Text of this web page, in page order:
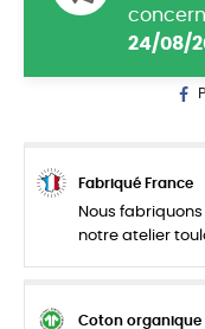
24/08/
Fabriqué France
Nous
notre atelier
Coton organique